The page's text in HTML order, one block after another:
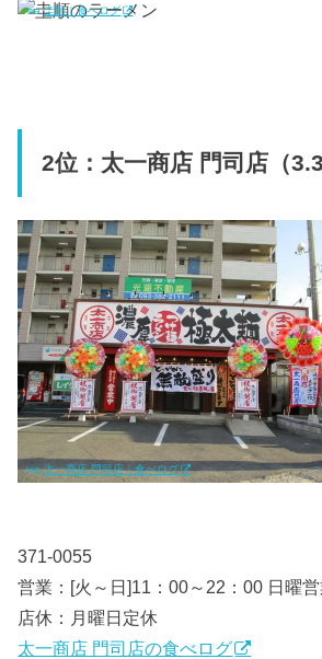
via.圭順｜食べログ
2位：太一商店 門司店（
via.太一商店 門司店｜食べログ
371-0055
営業：[火～日]11：00～22：00 日曜
店休：月曜日定休
太一商店 門司店の食べログ